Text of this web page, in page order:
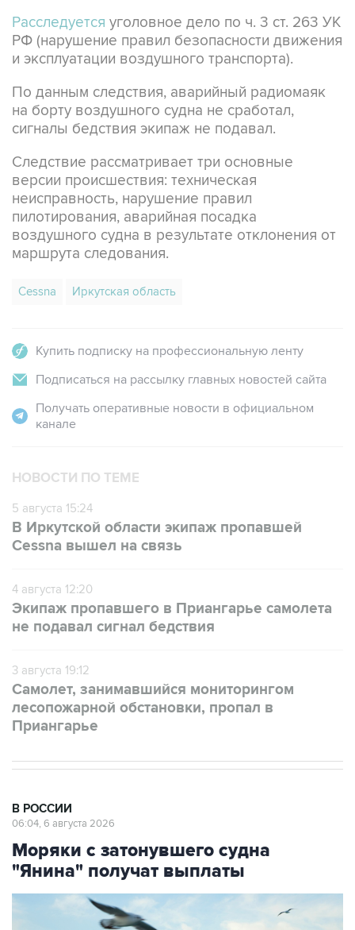
Расследуется уголовное дело по ч. 3 ст. 263 УК
РФ (нарушение правил безопасности движения
и эксплуатации воздушного транспорта).
По данным следствия, аварийный радиомаяк
на борту воздушного судна не сработал,
сигналы бедствия экипаж не подавал.
Следствие рассматривает три основные
версии происшествия: техническая
неисправность, нарушение правил
пилотирования, аварийная посадка
воздушного судна в результате отклонения от
маршрута следования.
Cessna Иркутская область
Купить подписку на профессиональную ленту
Подписаться на рассылку главных новостей сайта
Получать оперативные новости в официальном
канале
НОВОСТИ ПО ТЕМЕ
5 августа 15:24
В Иркутской области экипаж пропавшей
Cessna вышел на связь
4 августа 12:20
Экипаж пропавшего в Приангарье самолета
не подавал сигнал бедствия
3 августа 19:12
Самолет, занимавшийся мониторингом
лесопожарной обстановки, пропал в
Приангарье
В РОССИИ
06:04, 6 августа 2026
Моряки с затонувшего судна
"Янина" получат выплаты